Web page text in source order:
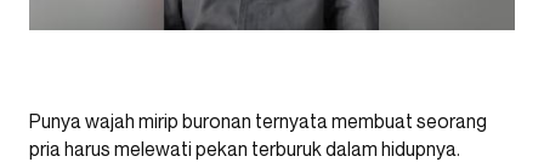
Punya wajah mirip buronan ternyata membuat seorang
pria harus melewati pekan terburuk dalam hidupnya.